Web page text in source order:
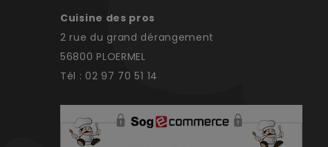
Cuisine des pros
2 rue du grand dérangement
56800 PLOERMEL
Tél : 02 97 70 51 14